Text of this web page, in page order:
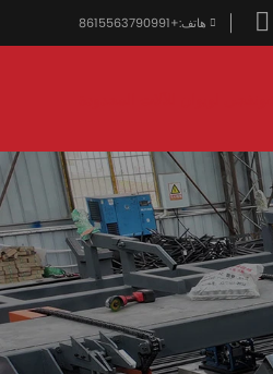
هاتف:+8615563790991